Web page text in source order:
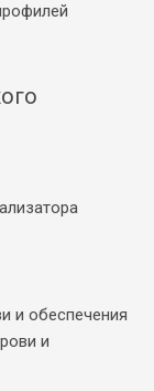
и обеспечения
и